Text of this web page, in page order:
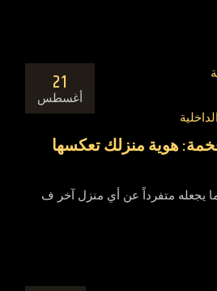
21
أغسطس
الداخلية
هوية منزلك تعكسها
يجعله متفرداً عن أي منزل آخر ف